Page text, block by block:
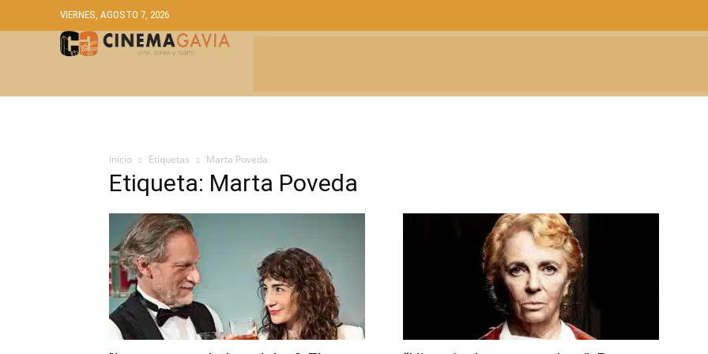
VIERNES, AGOSTO 7, 2026
Inicio Etiquetas Marta Poveda
Etiqueta: Marta Poveda